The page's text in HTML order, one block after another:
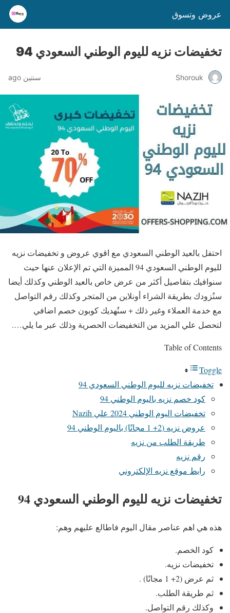
عروض وتسوق
تخفيضات نزيه لليوم الوطني السعودي 94
Shorouk سنتين ago
احتفل بالعيد الوطني السعودي مع اقوي عروض و تخفيضات نزيه
لليوم الوطني السعودي 94 المميزة التي تم الإعلان عنها حيث
سنوافيك بتفاصيل أكثر من عرض خاص بالعيد الوطني وكذلك أيضا
سنُزودك بطريقة الشراء أونلاين من المتجر وكذلك رقم التواصل
مع خدمة العملاء وغير ذلك + سنُهديك كوبون خصم اضافي
لتحصل علي المزيد من التخفيضات الحصرية وذلك عبر ما يلي….
Table of Contents
Toggle
تخفيضات نزيه لليوم الوطني السعودي 94
كود خصم نزيه باليوم الوطني 94
تخفيضات اليوم الوطني 2024 علي Nazih
عروض نزيه (2+ 1 مجانًا) باليوم الوطني 94
طريقة الطلب من نزيه
رقم نزيه
رابط موقع نزيه الإلكتروني
تخفيضات نزيه لليوم الوطني السعودي 94
هذه هي اهم عناصر مقال اليوم فاطالع عليهم وهم:
كود الخصم.
تخفيضات نزيه.
ثم عرض (2+ 1 مجانًا) .
ثم طريقة الطلب.
وكذلك رقم التواصل.